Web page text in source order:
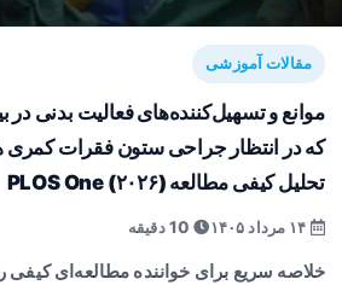
مقالات آموزشی
موانع و تسهیل‌کننده‌های فعالیت بدنی در
که در انتظار جراحی ستون فقرات کمری
تحلیل کیفی مطالعه PLOS One (۲۰۲۶)
10 دقیقه